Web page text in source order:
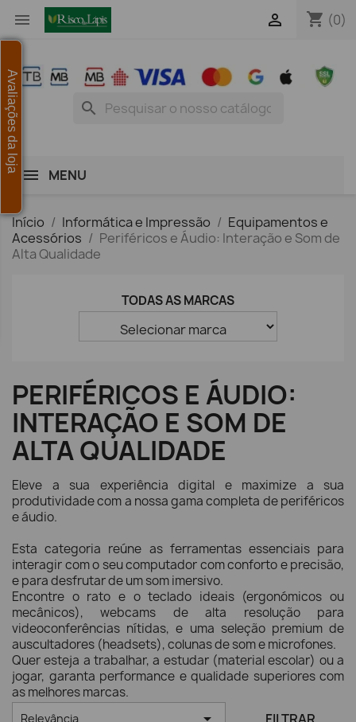
 shopping_cart (0)

search
MENU
Início Informática e Impressão
Equipamentos e
Acessórios
Periféricos e Áudio: Interação e Som de
Alta Qualidade
TODAS AS MARCAS
PERIFÉRICOS E ÁUDIO:
INTERAÇÃO E SOM DE
ALTA QUALIDADE
Eleve a sua experiência digital e maximize a sua
produtividade com a nossa gama completa de periféricos
e áudio.
Esta categoria reúne as ferramentas essenciais para
interagir com o seu computador com conforto e precisão,
e para desfrutar de um som imersivo.
Encontre o rato e o teclado ideais (ergonómicos ou
mecânicos), webcams de alta resolução para
videoconferências nítidas, e uma seleção premium de
auscultadores (headsets), colunas de som e microfones.
Quer esteja a trabalhar, a estudar (material escolar) ou a
jogar, garanta performance e qualidade superiores com
as melhores marcas.
Relevância
Avaliações da loja